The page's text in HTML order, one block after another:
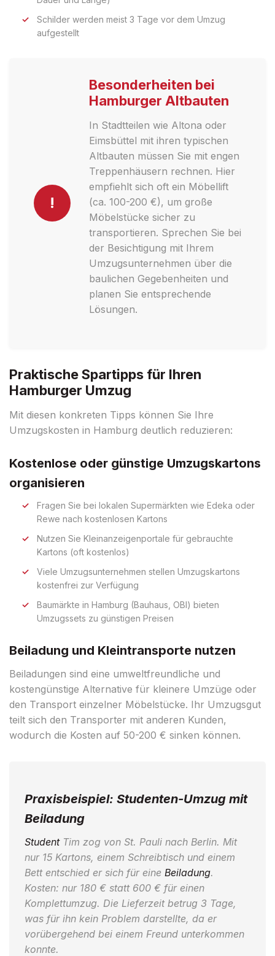
Schilder werden meist 3 Tage vor dem Umzug
aufgestellt
!
Besonderheiten bei
Hamburger Altbauten
In Stadtteilen wie Altona oder
Eimsbüttel mit ihren typischen
Altbauten müssen Sie mit engen
Treppenhäusern rechnen. Hier
empfiehlt sich oft ein Möbellift
(ca. 100-200 €), um große
Möbelstücke sicher zu
transportieren. Sprechen Sie bei
der Besichtigung mit Ihrem
Umzugsunternehmen über die
baulichen Gegebenheiten und
planen Sie entsprechende
Lösungen.
Praktische Spartipps für Ihren
Hamburger Umzug
Mit diesen konkreten Tipps können Sie Ihre
Umzugskosten in Hamburg deutlich reduzieren:
Kostenlose oder günstige Umzugskartons
organisieren
Fragen Sie bei lokalen Supermärkten wie Edeka oder
Rewe nach kostenlosen Kartons
Nutzen Sie Kleinanzeigenportale für gebrauchte
Kartons (oft kostenlos)
Viele Umzugsunternehmen stellen Umzugskartons
kostenfrei zur Verfügung
Baumärkte in Hamburg (Bauhaus, OBI) bieten
Umzugssets zu günstigen Preisen
Beiladung und Kleintransporte nutzen
Beiladungen sind eine umweltfreundliche und
kostengünstige Alternative für kleinere Umzüge oder
den Transport einzelner Möbelstücke. Ihr Umzugsgut
teilt sich den Transporter mit anderen Kunden,
wodurch die Kosten auf 50-200 € sinken können.
Praxisbeispiel: Studenten-Umzug mit
Beiladung
StudentTim zog von St. Pauli nach Berlin. Mit
nur 15 Kartons, einem Schreibtisch und einem
Bett entschied er sich für eine Beiladung.
Kosten: nur 180 € statt 600 € für einen
Komplettumzug. Die Lieferzeit betrug 3 Tage,
was für ihn kein Problem darstellte, da er
vorübergehend bei einem Freund unterkommen
konnte.